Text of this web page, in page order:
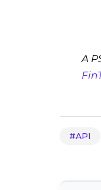
A
API